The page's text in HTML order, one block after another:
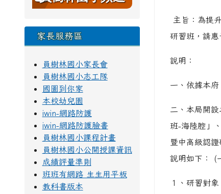
家長服務區
員樹林國小家長會
員樹林國小志工隊
國圖到你家
本校幼兒園
iwin-網路防護
iwin-網路防護臉書
員樹林國小課程計畫
員樹林國小公開授課資訊
成績評量準則
班班有網路 生生用平板
教科書版本
主旨：為提
研習班，請惠
說明：
一、依據本
二、本局開
班-海陸腔」
暨中高級認
說明如下： (
１、研習對